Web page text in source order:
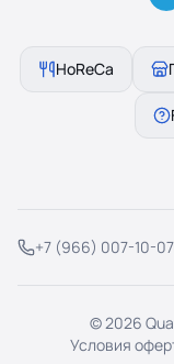
HoReCa
+7 (966) 007-10-07
© 2026
Условия